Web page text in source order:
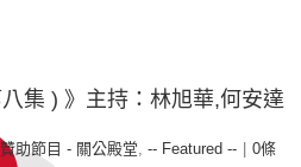
集 ) 》主持：林旭華,何安達
助節目 - 關公殿堂, -- Featured --
0條